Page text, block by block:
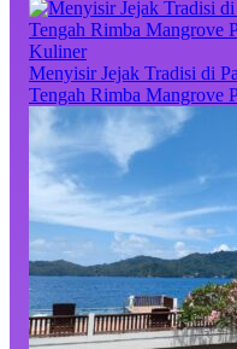
Kuliner
Menyisir Jejak Tradisi di
Tengah Rimba Mangrove